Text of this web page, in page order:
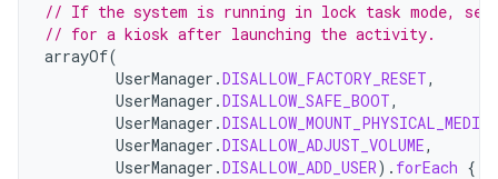
// If the system is running in lock task mode,
// for a kiosk after launching the activity.
arrayOf(
UserManager .DISALLOW_FACTORY_RESET,
UserManager .DISALLOW_SAFE_BOOT,
UserManager .DISALLOW_MOUNT_PHYSICAL_MEDIA
UserManager .DISALLOW_ADJUST_VOLUME,
UserManager .DISALLOW_ADD_USER). forEach {